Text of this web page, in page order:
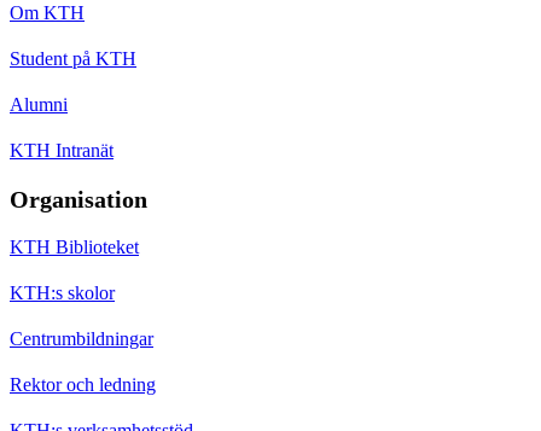
Om KTH
Student på KTH
Alumni
KTH Intranät
Organisation
KTH Biblioteket
KTH:s skolor
Centrumbildningar
Rektor och ledning